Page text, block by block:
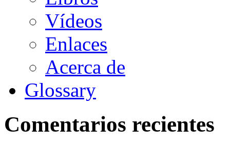
Vídeos
Enlaces
Acerca de
Glossary
Comentarios recientes